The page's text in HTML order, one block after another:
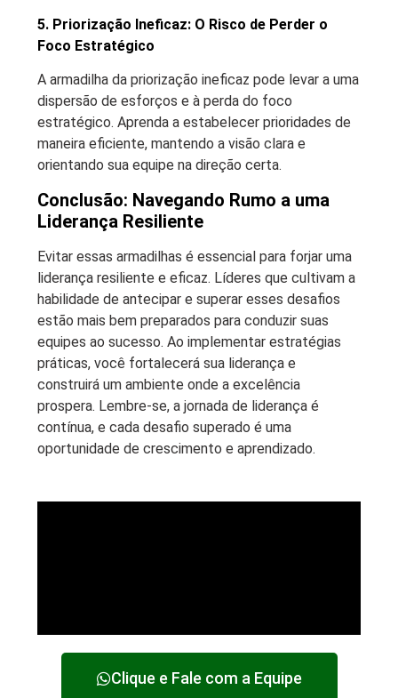
5. Priorização Ineficaz: O Risco de Perder o
Foco Estratégico
A armadilha da priorização ineficaz pode levar a uma
dispersão de esforços e à perda do foco
estratégico. Aprenda a estabelecer prioridades de
maneira eficiente, mantendo a visão clara e
orientando sua equipe na direção certa.
Conclusão: Navegando Rumo a uma
Liderança Resiliente
Evitar essas armadilhas é essencial para forjar uma
liderança resiliente e eficaz. Líderes que cultivam a
habilidade de antecipar e superar esses desafios
estão mais bem preparados para conduzir suas
equipes ao sucesso. Ao implementar estratégias
práticas, você fortalecerá sua liderança e
construirá um ambiente onde a excelência
prospera. Lembre-se, a jornada de liderança é
contínua, e cada desafio superado é uma
oportunidade de crescimento e aprendizado.
Clique e Fale com a Equipe